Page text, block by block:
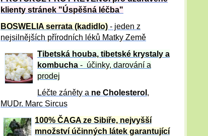
klienty stránek "Úspěšná léčba"
BOSWELIA serrata (kadidlo) - jeden z
nejsilnějších přírodních léků Matky Země
Tibetská houba, tibetské krystaly a
kombucha - účinky, darování a
prodej
Léčte záněty a ne Cholesterol ,
MUDr. Marc Sircus
100% ČAGA ze Sibiře, nejvyšší
množství účinných látek garantující